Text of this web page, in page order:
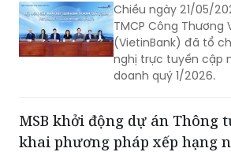
Chiều ngày 21/05/
TMCP Công Thương
(VietinBank) đã tổ
nghị trực tuyến cập
doanh quý 1/2026.
MSB khởi động dự án Thông
khai phương pháp xếp hạng